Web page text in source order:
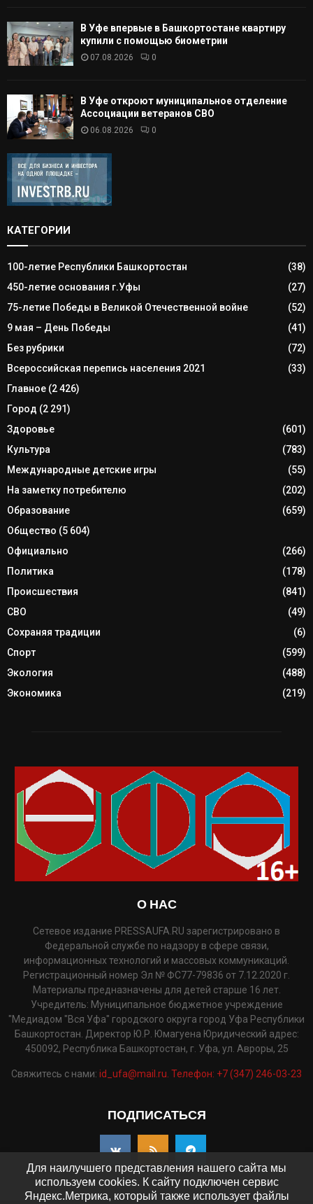
В Уфе впервые в Башкортостане квартиру
купили с помощью биометрии
07.08.2026 0
В Уфе откроют муниципальное отделение
Ассоциации ветеранов СВО
06.08.2026 0
КАТЕГОРИИ
100-летие Республики Башкортостан
(38)
450-летие основания г.Уфы
(27)
75-летие Победы в Великой Отечественной войне
(52)
9 мая – День Победы
(41)
Без рубрики
(72)
Всероссийская перепись населения 2021
(33)
Главное (2 426)
Город (2 291)
Здоровье
(601)
Культура
(783)
Международные детские игры
(55)
На заметку потребителю
(202)
Образование
(659)
Общество (5 604)
Официально
(266)
Политика
(178)
Происшествия
(841)
СВО
(49)
Сохраняя традиции
(6)
Спорт
(599)
Экология
(488)
Экономика
(219)
О НАС
Сетевое издание PRESSAUFA.RU зарегистрировано в
Федеральной службе по надзору в сфере связи,
информационных технологий и массовых коммуникаций.
Регистрационный номер Эл № ФС77-79836 от 7.12.2020 г.
Материалы предназначены для детей старше 16 лет.
Учредитель: Муниципальное бюджетное учреждение
"Медиадом "Вся Уфа" городского округа город Уфа Республики
Башкортостан. Директор Ю.Р. Юмагуена Юридический адрес:
450092, Республика Башкортостан, г. Уфа, ул. Авроры, 25
Свяжитесь с нами: id_ufa@mail.ru. Телефон: +7 (347) 246-03-23
ПОДПИСАТЬСЯ
Для наилучшего представления нашего сайта мы
используем cookies. К сайту подключен сервис
Яндекс.Метрика, который также использует файлы